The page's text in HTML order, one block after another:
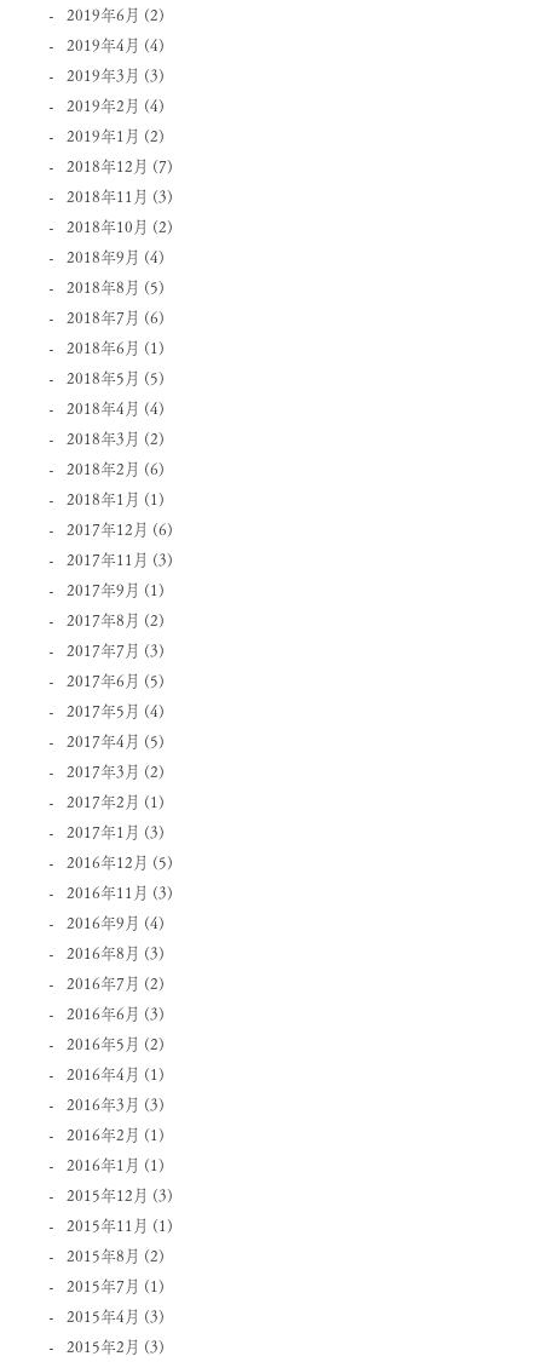
2019年6月 (2)
2019年4月 (4)
2019年3月 (3)
2019年2月 (4)
2019年1月 (2)
2018年12月 (7)
2018年11月 (3)
2018年10月 (2)
2018年9月 (4)
2018年8月 (5)
2018年7月 (6)
2018年6月 (1)
2018年5月 (5)
2018年4月 (4)
2018年3月 (2)
2018年2月 (6)
2018年1月 (1)
2017年12月 (6)
2017年11月 (3)
2017年9月 (1)
2017年8月 (2)
2017年7月 (3)
2017年6月 (5)
2017年5月 (4)
2017年4月 (5)
2017年3月 (2)
2017年2月 (1)
2017年1月 (3)
2016年12月 (5)
2016年11月 (3)
2016年9月 (4)
2016年8月 (3)
2016年7月 (2)
2016年6月 (3)
2016年5月 (2)
2016年4月 (1)
2016年3月 (3)
2016年2月 (1)
2016年1月 (1)
2015年12月 (3)
2015年11月 (1)
2015年8月 (2)
2015年7月 (1)
2015年4月 (3)
2015年2月 (3)